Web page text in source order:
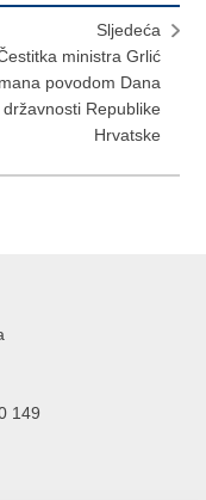
Sljedeća
ministra Grlić
povodom Dana
državnosti Republike
Hrvatske
149